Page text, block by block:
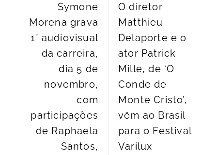
Symone
Morena grava
1° audiovisual
da carreira,
dia 5 de
novembro,
com
participações
de Raphaela
Santos,
O diretor
Matthieu
Delaporte e o
ator Patrick
Mille, de ‘O
Conde de
Monte Cristo’,
vêm ao Brasil
para o Festival
Varilux